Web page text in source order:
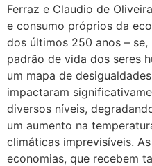
Ferraz e Claudio de
e consumo próprios da
dos últimos 250 anos –
padrão de vida dos seres
um mapa de
impactaram
diversos níveis,
um aumento na
climáticas imprevisíveis.
economias, que recebem